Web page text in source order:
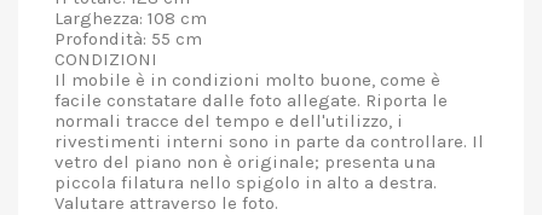
Larghezza: 108 cm
Profondità: 55 cm
CONDIZIONI
Il mobile è in condizioni molto buone, come è
facile constatare dalle foto allegate. Riporta le
normali tracce del tempo e dell'utilizzo, i
rivestimenti interni sono in parte da controllare. Il
vetro del piano non è originale; presenta una
piccola filatura nello spigolo in alto a destra.
Valutare attraverso le foto.